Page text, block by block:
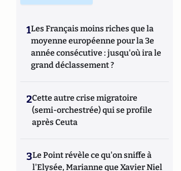
1Les Français moins riches que la
moyenne européenne pour la 3e
année consécutive : jusqu'où ira le
grand déclassement ?
2Cette autre crise migratoire
(semi-orchestrée) qui se profile
après Ceuta
3Le Point révèle ce qu'on sniffe à
l'Elysée, Marianne que Xavier Niel